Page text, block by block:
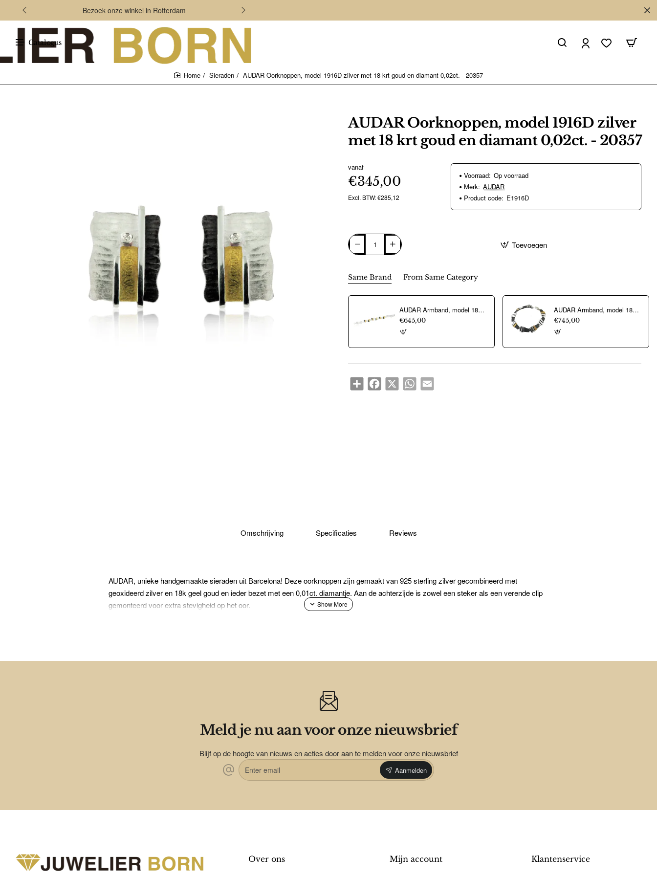
Bezoek onze winkel in Rotterdam
Catalogus
Sieraden AUDAR Oorknoppen, model 1916D zilver met 18 krt goud en diamant 0,02ct. - 20357
AUDAR Oorknoppen, model 1916D zilver
met 18 krt goud en diamant 0,02ct. - 20357
vanaf
€345,00
Excl. BTW: €285,12
Voorraad: Op voorraad
Merk: AUDAR
Product code: E1916D
Toevoegen
Same Brand From Same Category
AUDAR Armband, model 1800 zilver met 18 krt goud (lengte 18cm) - 20379
€645,00
AUDAR Armband, model 1853 zilver met 18 krt goud (lengte 19,5cm) - 20370
€745,00
ShareFacebook
X WhatsAppEmail
Omschrijving Specificaties Reviews
AUDAR, unieke handgemaakte sieraden uit Barcelona! Deze oorknoppen zijn gemaakt van 925 sterling zilver gecombineerd met
geoxideerd zilver en 18k geel goud en ieder bezet met een 0,01ct. diamantje. Aan de achterzijde is zowel een steker als een verende clip
gemonteerd voor extra stevigheid op het oor.
Meld je nu aan voor onze nieuwsbrief
Blijf op de hoogte van nieuws en acties door aan te melden voor onze nieuwsbrief
Enter
email
Aanmelden
Over ons Mijn account Klantenservice